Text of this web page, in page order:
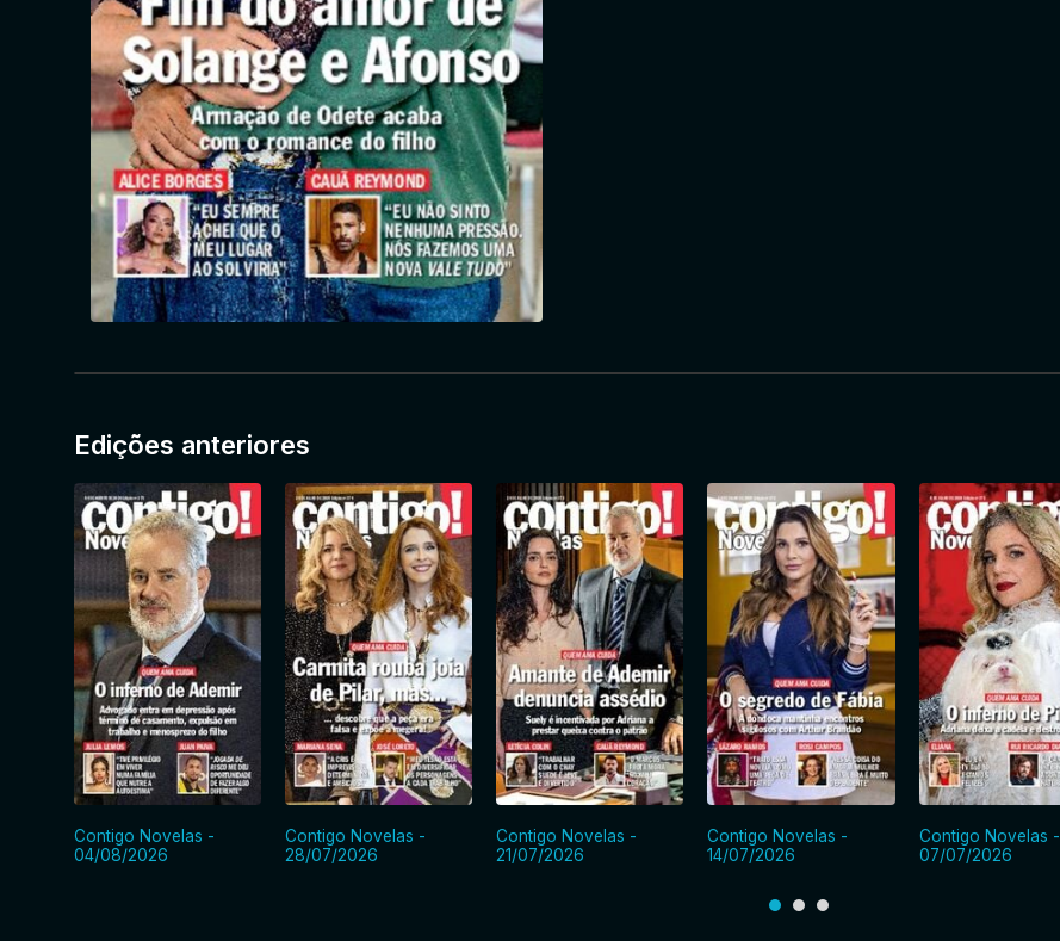
Edições anteriores
Contigo Novelas -
04/08/2026
Contigo Novelas -
28/07/2026
Contigo Novelas -
21/07/2026
Contigo Novelas -
14/07/2026
Contigo Novelas -
07/07/2026